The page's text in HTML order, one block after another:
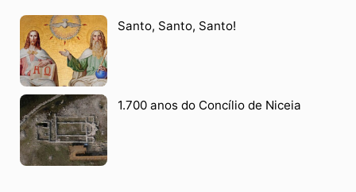
Santo, Santo, Santo!
1.700 anos do Concílio de Niceia